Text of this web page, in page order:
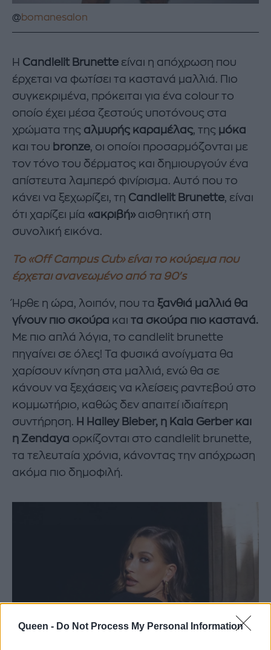
Queen - Do Not Process My Personal Information
@bomanesalon
Η Candlelit Brunette είναι η απόχρωση που
έρχεται να φωτίσει τα καστανά μαλλιά. Πιο
συγκεκριμένα, πρόκειται για ένα colour το
οποίο έχει μέσα ζεστούς υποτόνους στα
χρώματα της αλμυρής καραμέλας, της μόκα
και του bronze, οι οποίοι προσαρμόζονται με
τον τόνο του δέρματος και δημιουργούν ένα
απίστευτα λαμπερό φινίρισμα. Αυτό που το
κάνει να ξεχωρίζει, τη Candlelit Brunette, είναι
ότι χαρίζει μία «ακριβή»αισθητική στη
συνολική εικόνα.
Το «Off Campus Cut» είναι το κούρεμα που
έρχεται ανανεωμένο από τα 90's
Ήρθε η ώρα, λοιπόν, που τα ξανθιά μαλλιά θα
γίνουν πιο σκούρα και τα σκούρα πιο καστανά.
Με πιο απλά λόγια, το candlelit brunette
πηγαίνει σε όλες! Τα φυσικά ανοίγματα θα
χαρίσουν κίνηση στα μαλλιά, ενώ θα σε
κάνουν να ξεχάσεις να κλείσεις ραντεβού στο
κομμωτήριο, καθώς δεν απαιτεί ιδιαίτερη
συντήρηση. Η Hailey Bieber, η Kaia Gerber και
η Zendaya ορκίζονται στο candlelit brunette,
τα τελευταία χρόνια, κάνοντας την απόχρωση
ακόμα πιο δημοφιλή.